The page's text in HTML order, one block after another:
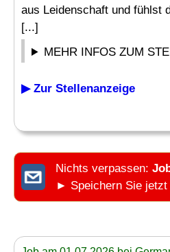
aus Leidenschaft und fühlst
[...]
MEHR INFOS ZUM
▶ Zur Stellenanzeige
Nichts verpassen:
► Speichern Sie jetzt